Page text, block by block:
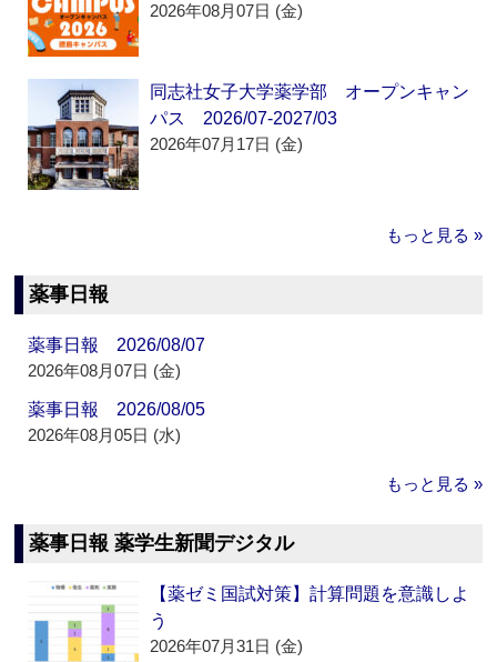
2026年08月07日 (金)
同志社女子大学薬学部 オープンキャン
パス 2026/07-2027/03
2026年07月17日 (金)
もっと見る »
薬事日報
薬事日報 2026/08/07
2026年08月07日 (金)
薬事日報 2026/08/05
2026年08月05日 (水)
もっと見る »
薬事日報 薬学生新聞デジタル
【薬ゼミ国試対策】計算問題を意識しよ
う
2026年07月31日 (金)